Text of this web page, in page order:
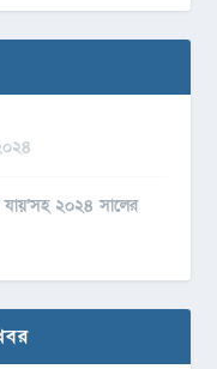
২০২৪ সালের